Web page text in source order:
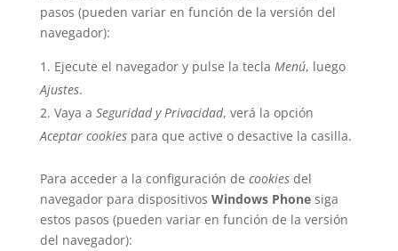
pasos (pueden variar en función de la versión del
navegador):
Ejecute el navegador y pulse la tecla Menú, luego
Ajustes.
Vaya a Seguridad y Privacidad, verá la opción
Aceptar cookiespara que active o desactive la casilla.
Para acceder a la configuración de cookiesdel
navegador para dispositivos Windows Phonesiga
estos pasos (pueden variar en función de la versión
del navegador):